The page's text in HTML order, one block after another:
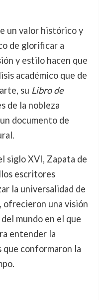
un valor histórico y
de glorificar a
y estilo hacen que
académico que de
su Libro de
de la nobleza
documento de
siglo XVI, Zapata de
escritores
la universalidad de
ofrecieron una visión
mundo en el que
entender la
que conformaron la